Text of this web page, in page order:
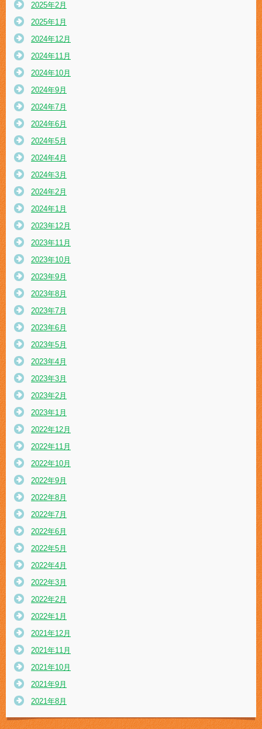
2025年2月
2025年1月
2024年12月
2024年11月
2024年10月
2024年9月
2024年7月
2024年6月
2024年5月
2024年4月
2024年3月
2024年2月
2024年1月
2023年12月
2023年11月
2023年10月
2023年9月
2023年8月
2023年7月
2023年6月
2023年5月
2023年4月
2023年3月
2023年2月
2023年1月
2022年12月
2022年11月
2022年10月
2022年9月
2022年8月
2022年7月
2022年6月
2022年5月
2022年4月
2022年3月
2022年2月
2022年1月
2021年12月
2021年11月
2021年10月
2021年9月
2021年8月